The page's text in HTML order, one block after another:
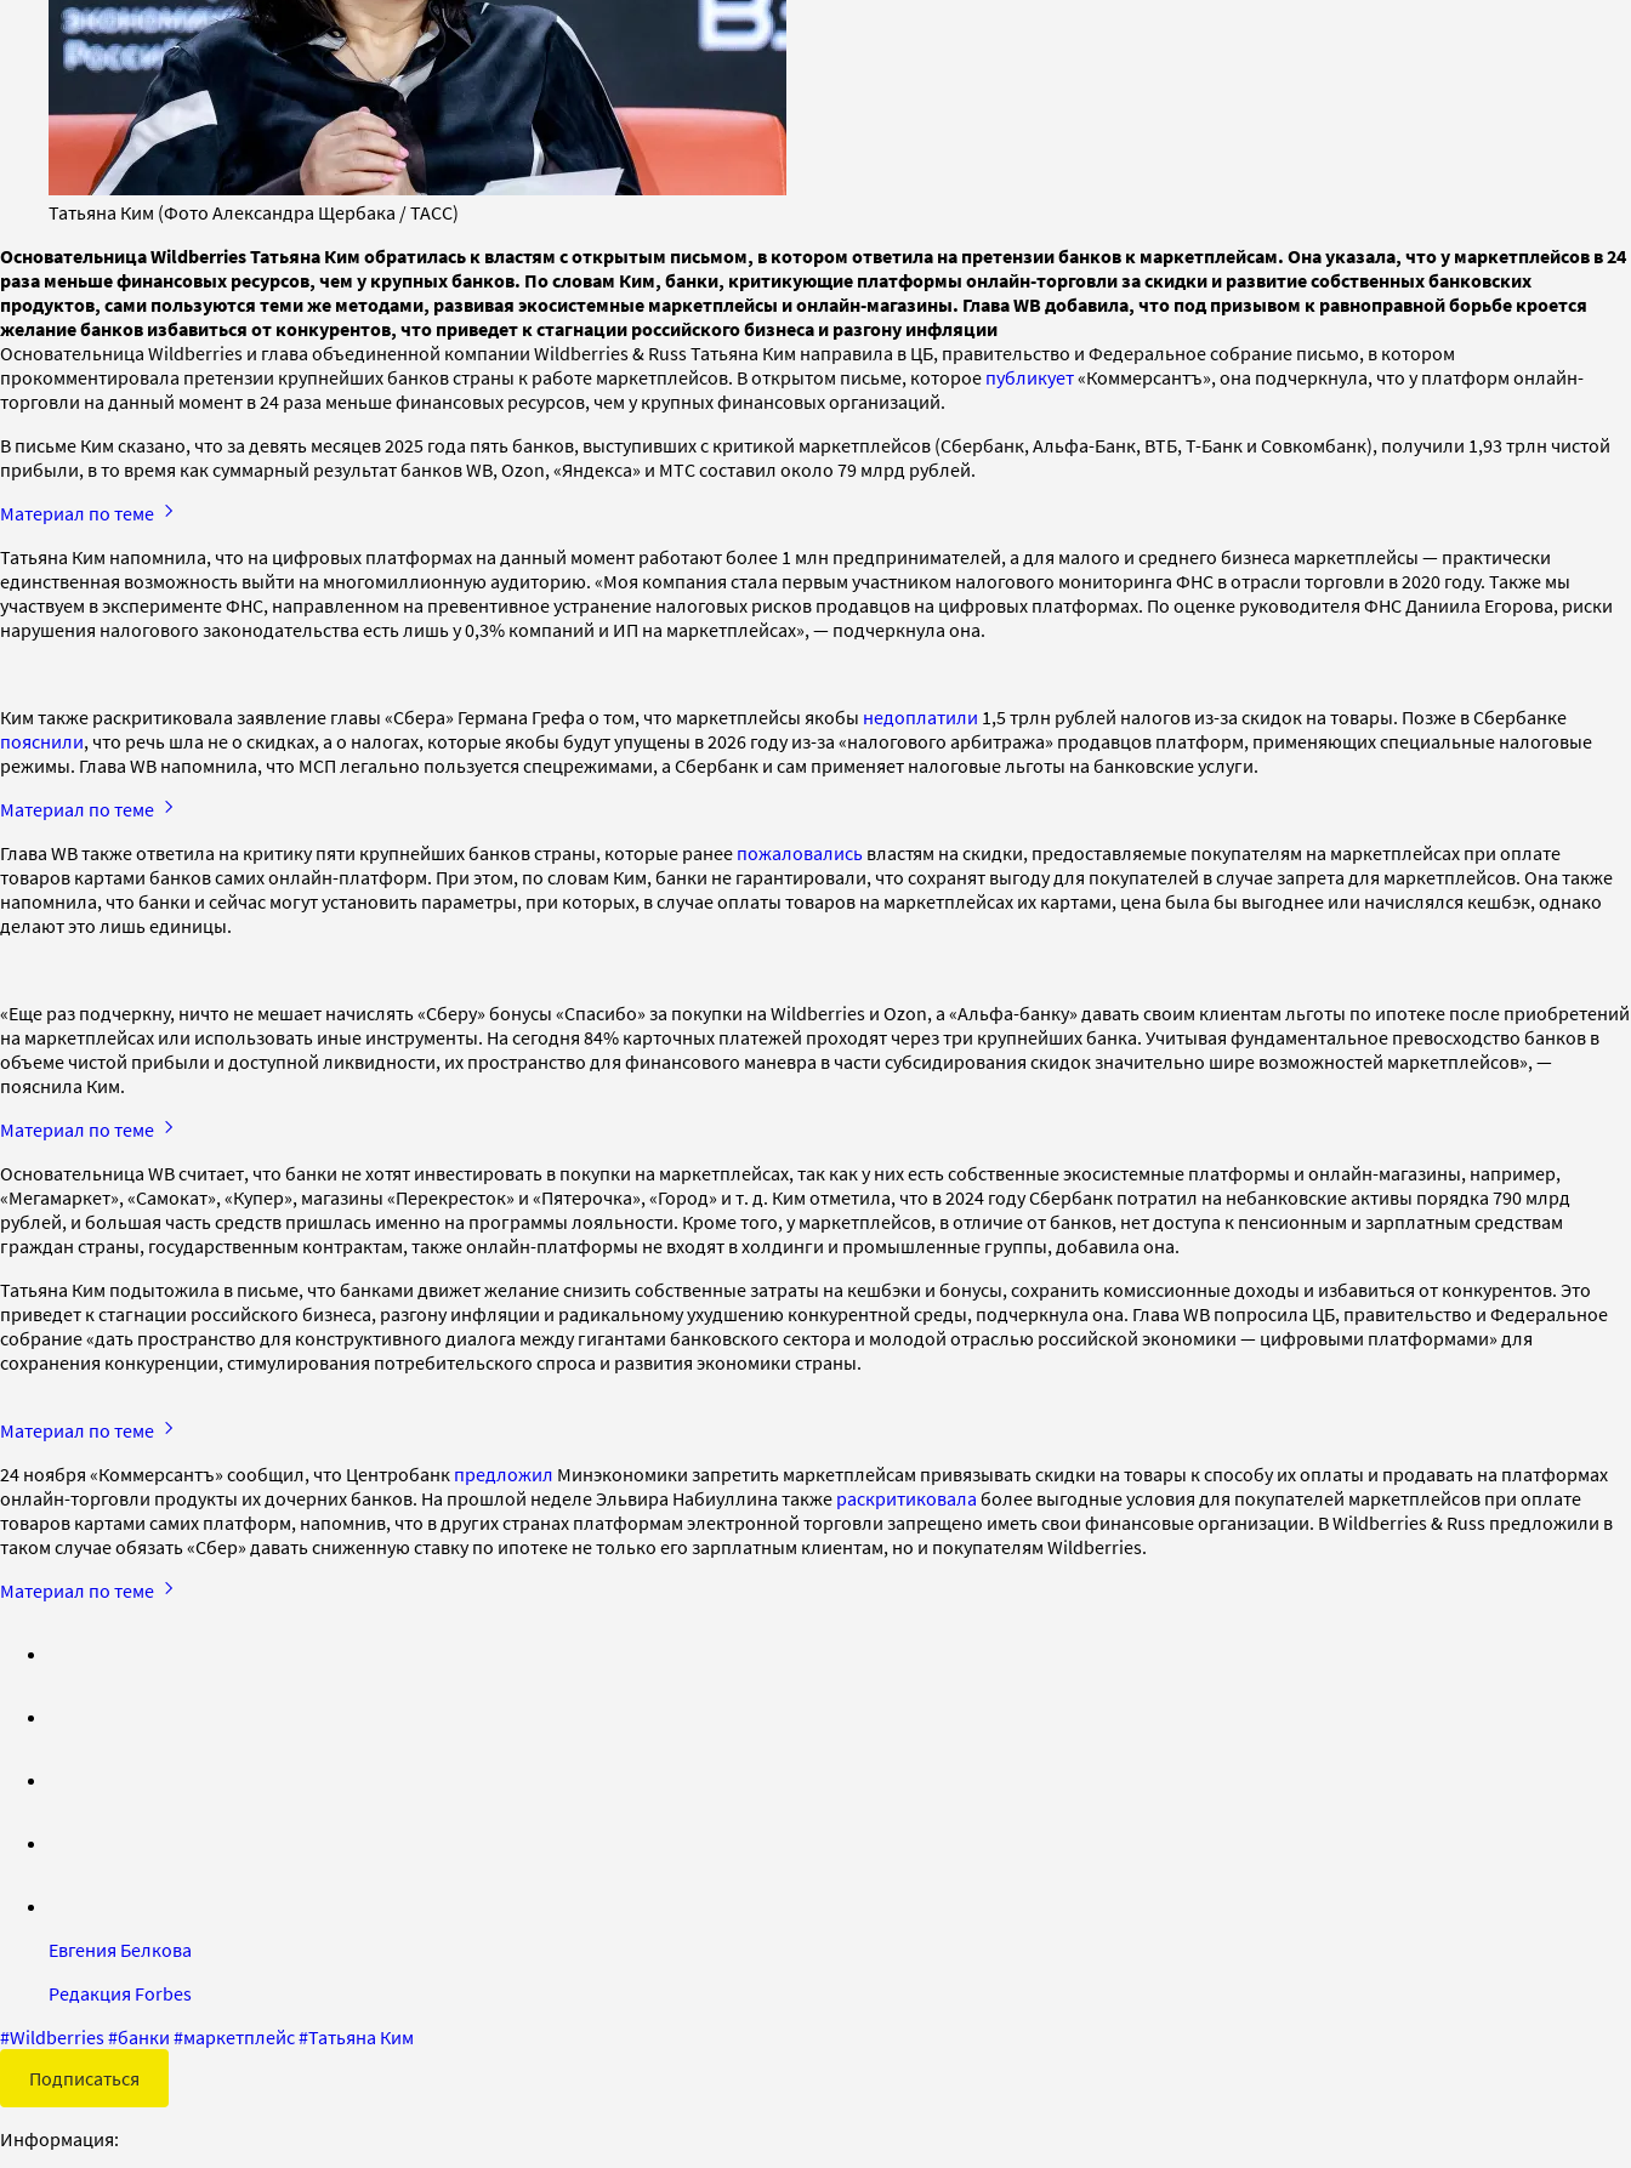
Татьяна Ким (Фото Александра Щербака / ТАСС)
Основательница Wildberries Татьяна Ким обратилась к властям с открытым письмом, в котором ответила на претензии банков к маркетплейсам. Она указала, что у маркетплейсов в 24
раза меньше финансовых ресурсов, чем у крупных банков. По словам Ким, банки, критикующие платформы онлайн-торговли за скидки и развитие собственных банковских
продуктов, сами пользуются теми же методами, развивая экосистемные маркетплейсы и онлайн-магазины. Глава WB добавила, что под призывом к равноправной борьбе кроется
желание банков избавиться от конкурентов, что приведет к стагнации российского бизнеса и разгону инфляции
Основательница Wildberries и глава объединенной компании Wildberries & Russ Татьяна Ким направила в ЦБ, правительство и Федеральное собрание письмо, в котором
прокомментировала претензии крупнейших банков страны к работе маркетплейсов. В открытом письме, которое публикует«Коммерсантъ», она подчеркнула, что у платформ онлайн-
торговли на данный момент в 24 раза меньше финансовых ресурсов, чем у крупных финансовых организаций.
В письме Ким сказано, что за девять месяцев 2025 года пять банков, выступивших с критикой маркетплейсов (Сбербанк, Альфа-Банк, ВТБ, Т-Банк и Совкомбанк), получили 1,93 трлн чистой
прибыли, в то время как суммарный результат банков WB, Ozon, «Яндекса» и МТС составил около 79 млрд рублей.
Материал по теме
Татьяна Ким напомнила, что на цифровых платформах на данный момент работают более 1 млн предпринимателей, а для малого и среднего бизнеса маркетплейсы — практически
единственная возможность выйти на многомиллионную аудиторию. «Моя компания стала первым участником налогового мониторинга ФНС в отрасли торговли в 2020 году. Также мы
участвуем в эксперименте ФНС, направленном на превентивное устранение налоговых рисков продавцов на цифровых платформах. По оценке руководителя ФНС Даниила Егорова, риски
нарушения налогового законодательства есть лишь у 0,3% компаний и ИП на маркетплейсах», — подчеркнула она.
Ким также раскритиковала заявление главы «Сбера» Германа Грефа о том, что маркетплейсы якобы недоплатили 1,5 трлн рублей налогов из-за скидок на товары. Позже в Сбербанке
пояснили, что речь шла не о скидках, а о налогах, которые якобы будут упущены в 2026 году из-за «налогового арбитража» продавцов платформ, применяющих специальные налоговые
режимы. Глава WB напомнила, что МСП легально пользуется спецрежимами, а Сбербанк и сам применяет налоговые льготы на банковские услуги.
Материал по теме
Глава WB также ответила на критику пяти крупнейших банков страны, которые ранее пожаловались властям на скидки, предоставляемые покупателям на маркетплейсах при оплате
товаров картами банков самих онлайн-платформ. При этом, по словам Ким, банки не гарантировали, что сохранят выгоду для покупателей в случае запрета для маркетплейсов. Она также
напомнила, что банки и сейчас могут установить параметры, при которых, в случае оплаты товаров на маркетплейсах их картами, цена была бы выгоднее или начислялся кешбэк, однако
делают это лишь единицы.
«Еще раз подчеркну, ничто не мешает начислять «Сберу» бонусы «Спасибо» за покупки на Wildberries и Ozon, а «Альфа-банку» давать своим клиентам льготы по ипотеке после приобретений
на маркетплейсах или использовать иные инструменты. На сегодня 84% карточных платежей проходят через три крупнейших банка. Учитывая фундаментальное превосходство банков в
объеме чистой прибыли и доступной ликвидности, их пространство для финансового маневра в части субсидирования скидок значительно шире возможностей маркетплейсов», —
пояснила Ким.
Материал по теме
Основательница WB считает, что банки не хотят инвестировать в покупки на маркетплейсах, так как у них есть собственные экосистемные платформы и онлайн-магазины, например,
«Мегамаркет», «Самокат», «Купер», магазины «Перекресток» и «Пятерочка», «Город» и т. д. Ким отметила, что в 2024 году Сбербанк потратил на небанковские активы порядка 790 млрд
рублей, и большая часть средств пришлась именно на программы лояльности. Кроме того, у маркетплейсов, в отличие от банков, нет доступа к пенсионным и зарплатным средствам
граждан страны, государственным контрактам, также онлайн-платформы не входят в холдинги и промышленные группы, добавила она.
Татьяна Ким подытожила в письме, что банками движет желание снизить собственные затраты на кешбэки и бонусы, сохранить комиссионные доходы и избавиться от конкурентов. Это
приведет к стагнации российского бизнеса, разгону инфляции и радикальному ухудшению конкурентной среды, подчеркнула она. Глава WB попросила ЦБ, правительство и Федеральное
собрание «дать пространство для конструктивного диалога между гигантами банковского сектора и молодой отраслью российской экономики — цифровыми платформами» для
сохранения конкуренции, стимулирования потребительского спроса и развития экономики страны.
Материал по теме
24 ноября «Коммерсантъ» сообщил, что Центробанк предложил Минэкономики запретить маркетплейсам привязывать скидки на товары к способу их оплаты и продавать на платформах
онлайн-торговли продукты их дочерних банков. На прошлой неделе Эльвира Набиуллина также раскритиковала более выгодные условия для покупателей маркетплейсов при оплате
товаров картами самих платформ, напомнив, что в других странах платформам электронной торговли запрещено иметь свои финансовые организации. В Wildberries & Russ предложили в
таком случае обязать «Сбер» давать сниженную ставку по ипотеке не только его зарплатным клиентам, но и покупателям Wildberries.
Материал по теме
Евгения Белкова
Редакция Forbes
#Wildberries#банки #маркетплейс#Татьяна Ким
Подписаться
Информация: